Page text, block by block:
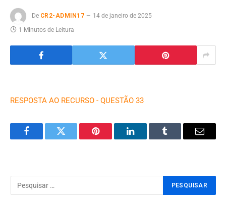
De CR2-ADMIN17
14 de janeiro de 2025
1 Minutos de Leitura
RESPOSTA AO RECURSO - QUESTÃO 33
FacebookTwitter Pinterest LinkedInTumblr Email